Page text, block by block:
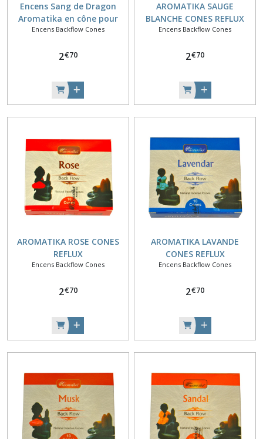
Encens Sang de Dragon
Aromatika en cône pour
porte encens à reflux.
Encens Backflow Cones
2€70
AROMATIKA SAUGE
BLANCHE CONES REFLUX
Encens Backflow Cones
2€70
AROMATIKA ROSE CONES
REFLUX
Encens Backflow Cones
2€70
AROMATIKA LAVANDE
CONES REFLUX
Encens Backflow Cones
2€70